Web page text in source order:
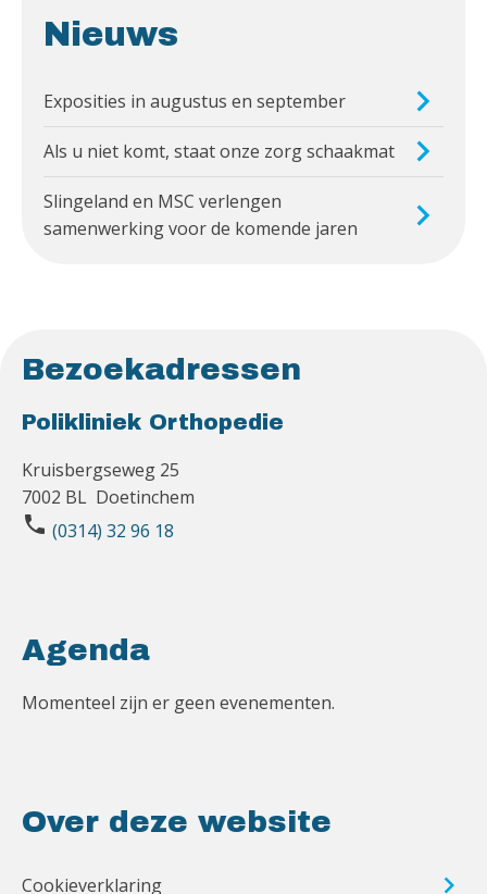
Nieuws
Exposities in augustus en september
Als u niet komt, staat onze zorg schaakmat
Slingeland en MSC verlengen
samenwerking voor de komende jaren
Bezoekadressen
Polikliniek Orthopedie
Kruisbergseweg 25
7002 BL Doetinchem
phone (0314) 32 96 18
Agenda
Momenteel zijn er geen evenementen.
Over deze website
Cookieverklaring